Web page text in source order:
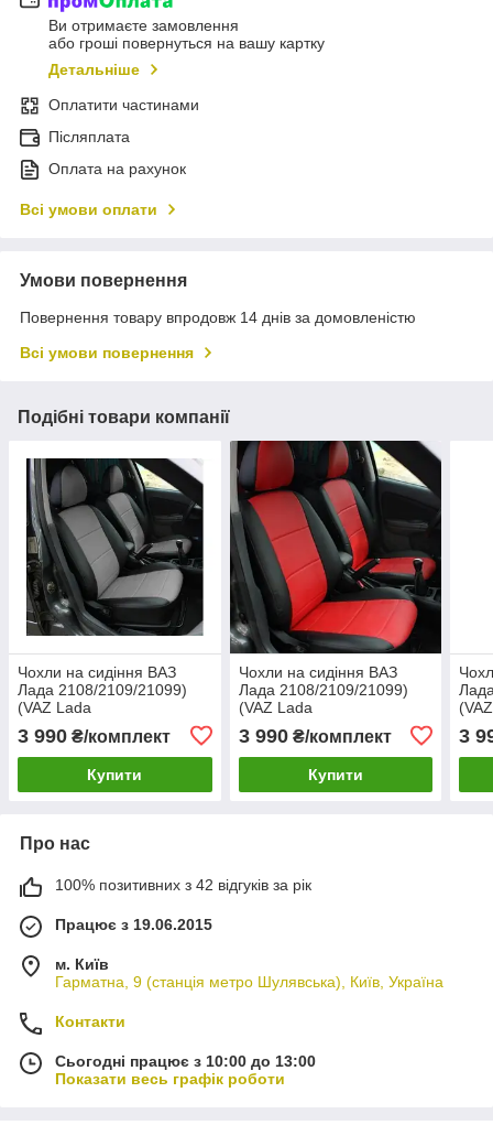
Ви отримаєте замовлення
або гроші повернуться на вашу картку
Детальніше
Оплатити частинами
Післяплата
Оплата на рахунок
Всі умови оплати
Умови повернення
Повернення товару впродовж 14 днів за домовленістю
Всі умови повернення
Подібні товари компанії
Чохли на сидіння ВАЗ
Лада 2108/2109/21099)
(VAZ Lada
модельні з екошкіри
Чорно-сірий
3 990 ₴/комплект
Купити
Чохли на сидіння ВАЗ
Лада 2108/2109/21099)
(VAZ Lada
модельні з екошкіри
Чорно-білий
3 990₴/комплект
Купити
3
Про нас
100% позитивних з 42 відгуків за рік
Працює з 19.06.2015
м. Київ
Гарматна, 9 (станція метро Шулявська), Київ, Україна
Контакти
Сьогодні працює з 10:00 до 13:00
Показати весь графік роботи